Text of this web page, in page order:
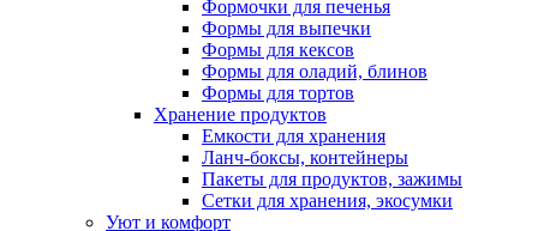
Формочки для печенья
Формы для выпечки
Формы для кексов
Формы для оладий, блинов
Формы для тортов
Хранение продуктов
Емкости для хранения
Ланч-боксы, контейнеры
Пакеты для продуктов, зажимы
Сетки для хранения, экосумки
Уют и комфорт